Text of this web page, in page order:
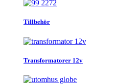
Tillbehör
Transformatorer 12v